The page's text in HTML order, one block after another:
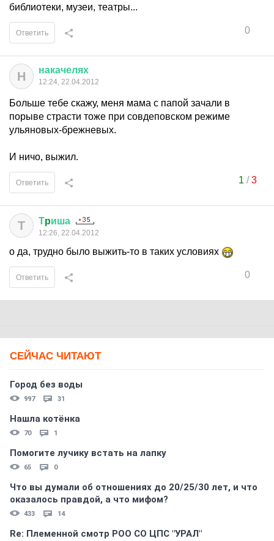
библиотеки, музеи, театры...
0
Ответить
Н накачелях
12:24, 22.04.2012
Больше тебе скажу, меня мама с папой зачали в
порыве страсти тоже при совдеповском режиме
ульяновых-брежневых.
И ничо, выжил.
1 /3
Ответить
Т Тpиша
12:26, 22.04.2012
о да, трудно было выжить-то в таких условиях
0
Ответить
СЕЙЧАС ЧИТАЮТ
Город без воды
997 31
Нашла котёнка
70 1
Помогите лучику встать на лапку
65 0
Что вы думали об отношениях до 20/25/30 лет, и что
оказалось правдой, а что мифом?
433 14
Re: Племеннoй смoтр РOO CO ЦПС "УРАЛ"